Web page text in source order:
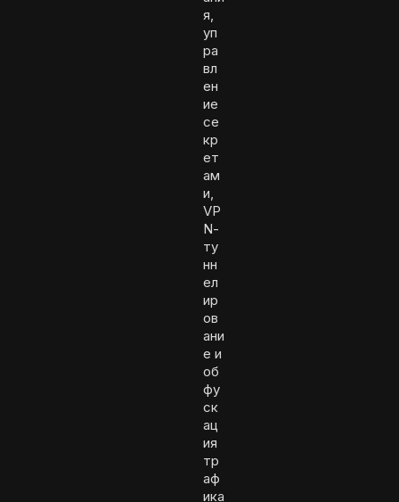
я,
уп
ра
вл
ен
ие
се
кр
ет
ам
и,
VP
N-
ту
нн
ел
ир
ов
ани
е и
об
фу
ск
ац
ия
тр
аф
ика